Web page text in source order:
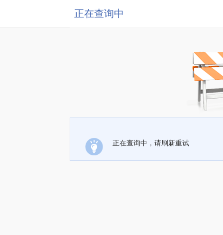
正在查询中
正在查询中，请刷新重试